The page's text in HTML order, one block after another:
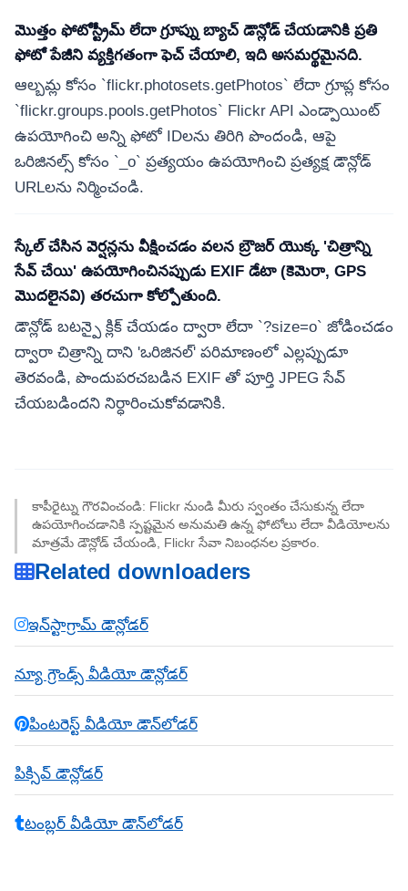
మొత్తం ఫోటోస్ట్రీమ్ లేదా గ్రూప్ను బ్యాచ్ డౌన్లోడ్ చేయడానికి ప్రతి
ఫోటో పేజీని వ్యక్తిగతంగా ఫెచ్ చేయాలి, ఇది అసమర్థమైనది.
ఆల్బమ్ల కోసం `flickr.photosets.getPhotos` లేదా గ్రూప్ల కోసం
`flickr.groups.pools.getPhotos` Flickr API ఎండ్పాయింట్
ఉపయోగించి అన్ని ఫోటో IDలను తిరిగి పొందండి, ఆపై
ఒరిజినల్స్ కోసం `_o` ప్రత్యయం ఉపయోగించి ప్రత్యక్ష డౌన్లోడ్
URLలను నిర్మించండి.
స్కేల్ చేసిన వెర్షన్లను వీక్షించడం వలన బ్రౌజర్ యొక్క 'చిత్రాన్ని
సేవ్ చేయి' ఉపయోగించినప్పుడు EXIF డేటా (కెమెరా, GPS
మొదలైనవి) తరచుగా కోల్పోతుంది.
డౌన్లోడ్ బటన్పై క్లిక్ చేయడం ద్వారా లేదా `?size=o` జోడించడం
ద్వారా చిత్రాన్ని దాని 'ఒరిజినల్' పరిమాణంలో ఎల్లప్పుడూ
తెరవండి, పొందుపరచబడిన EXIF తో పూర్తి JPEG సేవ్
చేయబడిందని నిర్ధారించుకోవడానికి.
కాపీరైట్ను గౌరవించండి: Flickr నుండి మీరు స్వంతం చేసుకున్న లేదా
ఉపయోగించడానికి స్పష్టమైన అనుమతి ఉన్న ఫోటోలు లేదా వీడియోలను
మాత్రమే డౌన్లోడ్ చేయండి, Flickr సేవా నిబంధనల ప్రకారం.
Related downloaders
ఇన్‌స్టాగ్రామ్ డౌన్లోడర్
న్యూ గ్రౌండ్స్ వీడియో డౌన్లోడర్
పింటరెస్ట్ వీడియో డౌన్‌లోడర్
పిక్సివ్ డౌన్లోడర్
టంబ్లర్ వీడియో డౌన్‌లోడర్